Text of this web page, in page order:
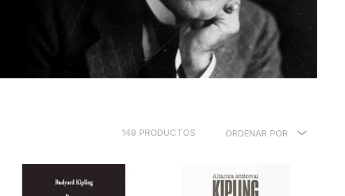
149 PRODUCTOS ORDENAR POR